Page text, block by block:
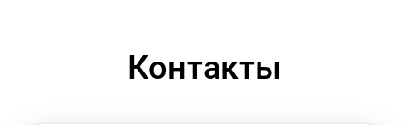
Контакты